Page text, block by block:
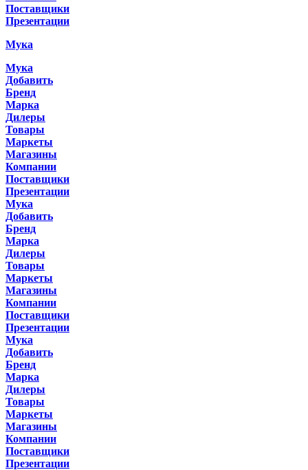
Поставщики
Презентации
Мука
Мука
Добавить
Бренд
Марка
Дилеры
Товары
Маркеты
Магазины
Компании
Поставщики
Презентации
Мука
Добавить
Бренд
Марка
Дилеры
Товары
Маркеты
Магазины
Компании
Поставщики
Презентации
Мука
Добавить
Бренд
Марка
Дилеры
Товары
Маркеты
Магазины
Компании
Поставщики
Презентации